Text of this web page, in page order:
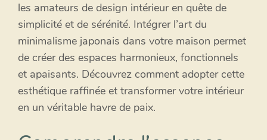
les amateurs de design intérieur en quête de
simplicité et de sérénité. Intégrer l’art du
minimalisme japonais dans votre maison permet
de créer des espaces harmonieux, fonctionnels
et apaisants. Découvrez comment adopter cette
esthétique raffinée et transformer votre intérieur
en un véritable havre de paix.